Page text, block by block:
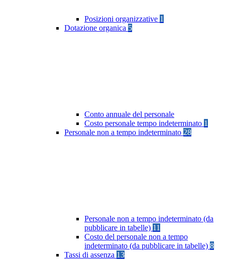
Posizioni organizzative 1
Dotazione organica 5
Conto annuale del personale
Costo personale tempo indeterminato 1
Personale non a tempo indeterminato 28
Personale non a tempo indeterminato (da
pubblicare in tabelle) 11
Costo del personale non a tempo
indeterminato (da pubblicare in tabelle) 8
Tassi di assenza 13